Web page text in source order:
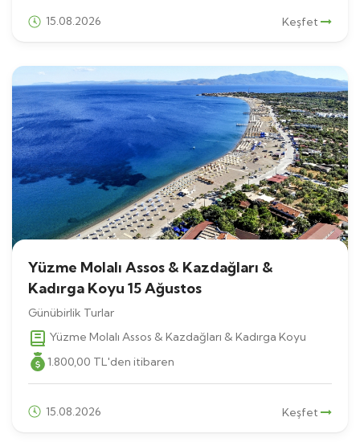
15.08.2026 Keşfet
Yüzme Molalı Assos & Kazdağları &
Kadırga Koyu 15 Ağustos
Günübirlik Turlar
Yüzme Molalı Assos & Kazdağları & Kadırga Koyu
1.800 ,00 TL 'den itibaren
15.08.2026 Keşfet